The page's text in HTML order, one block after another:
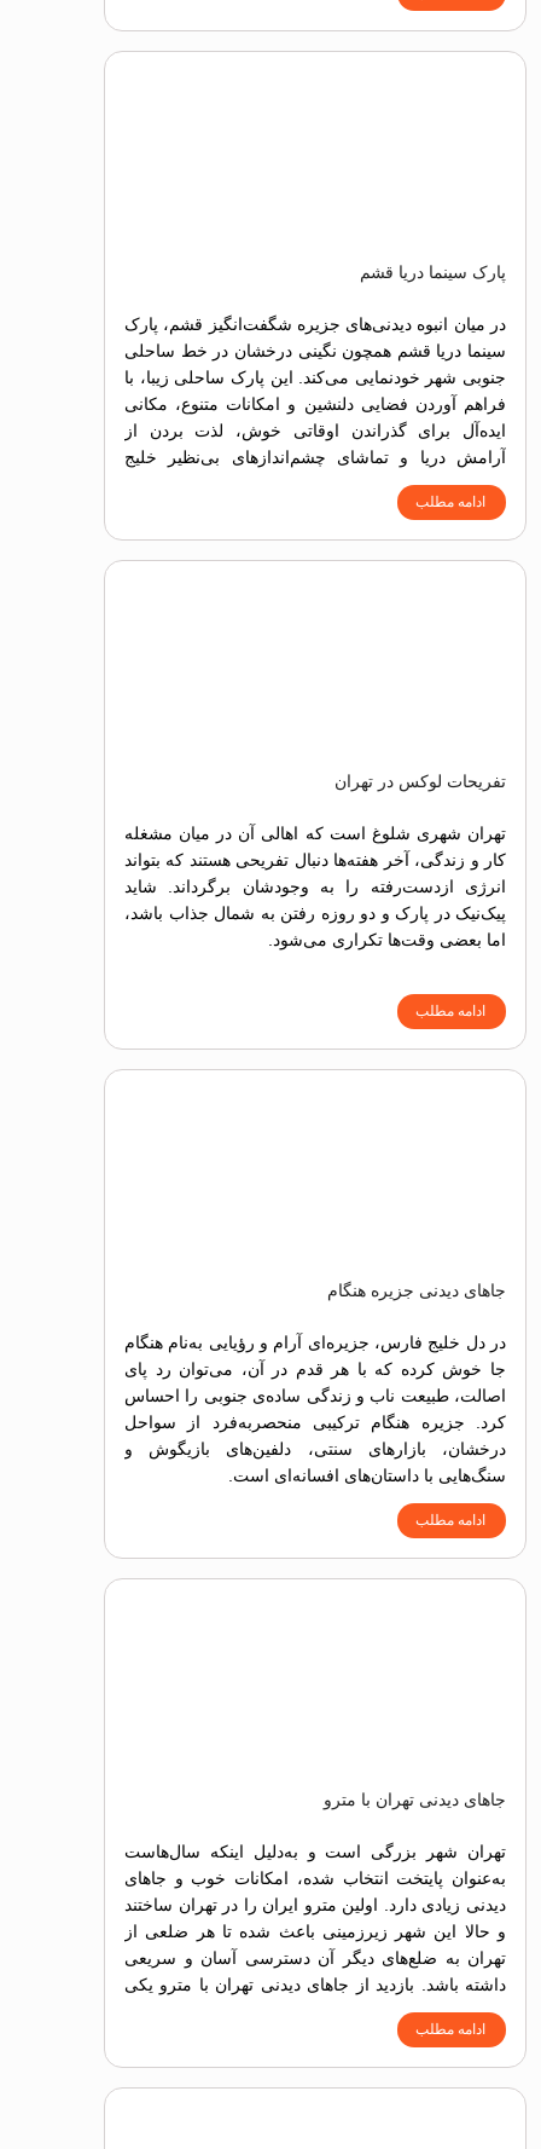
پارک سینما دریا قشم
در میان انبوه دیدنی‌های جزیره شگفت‌انگیز قشم، پارک
سینما دریا قشم همچون نگینی درخشان در خط ساحلی
جنوبی شهر خودنمایی می‌کند. این پارک ساحلی زیبا، با
فراهم آوردن فضایی دلنشین و امکانات متنوع، مکانی
ایده‌آل برای گذراندن اوقاتی خوش، لذت بردن از
آرامش دریا و تماشای چشم‌اندازهای بی‌نظیر خلیج
فارس است.
ادامه مطلب
تفریحات لوکس در تهران
تهران شهری شلوغ است که اهالی آن در میان مشغله
کار و زندگی، آخر هفته‌ها دنبال تفریحی هستند که بتواند
انرژی ازدست‌رفته را به وجودشان برگرداند. شاید
پیک‌نیک در پارک و دو روزه رفتن به شمال جذاب باشد،
اما بعضی وقت‌ها تکراری می‌شود.
ادامه مطلب
جاهای دیدنی جزیره هنگام
در دل خلیج فارس، جزیره‌ای آرام و رؤیایی به‌نام هنگام
جا خوش کرده که با هر قدم در آن، می‌توان رد پای
اصالت، طبیعت ناب و زندگی ساده‌ی جنوبی را احساس
کرد. جزیره هنگام ترکیبی منحصربه‌فرد از سواحل
درخشان، بازارهای سنتی، دلفین‌های بازیگوش و
سنگ‌هایی با داستان‌های افسانه‌ای است.
ادامه مطلب
جاهای دیدنی تهران با مترو
تهران شهر بزرگی است و به‌دلیل اینکه سال‌هاست
به‌عنوان پایتخت انتخاب شده، امکانات خوب و جاهای
دیدنی زیادی دارد. اولین مترو ایران را در تهران ساختند
و حالا این شهر زیرزمینی باعث شده تا هر ضلعی از
تهران به ضلع‌های دیگر آن دسترسی آسان و سریعی
داشته باشد. بازدید از جاهای دیدنی تهران با مترو یکی
از روش‌های ساده، سریع و البته ارزان برای دسترسی
به جاذبه‌های تاریخی، فرهنگی، تفریحی، طبیعی و
گردشگری است.
ادامه مطلب